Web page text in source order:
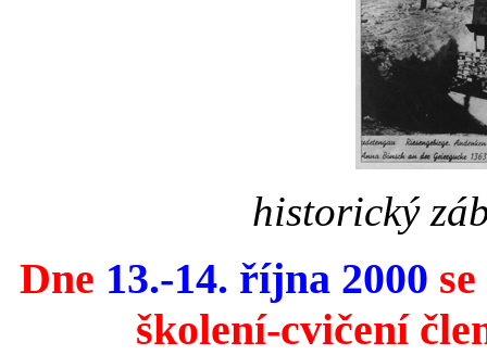
historický
Dne 13.-14. října 2000
školení-cvičení